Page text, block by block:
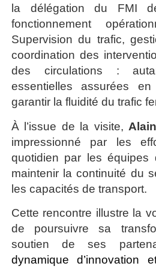
la délégation du FMI
fonctionnement
Supervision du trafic,
coordination des
des circulations :
essentielles assurées
garantir la fluidité du trafic
À l’issue de la visite,
impressionné par les
quotidien par les équipes
maintenir la continuité du
les capacités de transport.
Cette rencontre illustre la
de poursuivre sa
soutien de ses
dynamique d’innovation